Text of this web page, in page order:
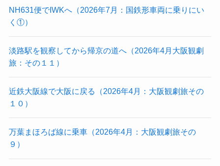
NH631便でIWKへ（2026年7月：国鉄形車両に乗りにい
く①）
淡路駅を観察してから帰京の道へ（2026年4月大阪観劇
旅：その１１）
近鉄大阪線で大阪に戻る（2026年4月：大阪観劇旅その
１０）
万葉まほろば線に乗車（2026年4月：大阪観劇旅その
９）